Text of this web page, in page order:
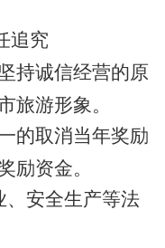
追究
持诚信经营的原
旅游形象。
的取消当年奖励
励资金。
、安全生产等法